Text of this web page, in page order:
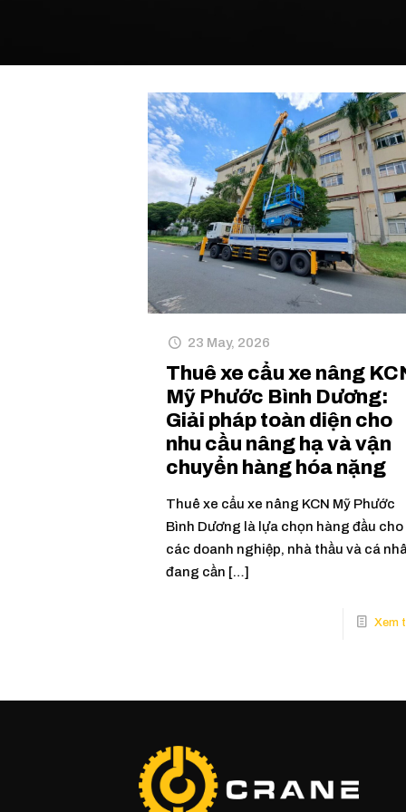
23 May, 2026
Thuê xe cẩu xe nâng
Mỹ Phước Bình Dương:
Giải pháp toàn diện cho
nhu cầu nâng hạ và vận
chuyển hàng hóa nặng
Thuê xe cẩu xe nâng KCN Mỹ Phước
Bình Dương là lựa chọn hàng đầu cho
các doanh nghiệp, nhà thầu và cá
đang cần […]